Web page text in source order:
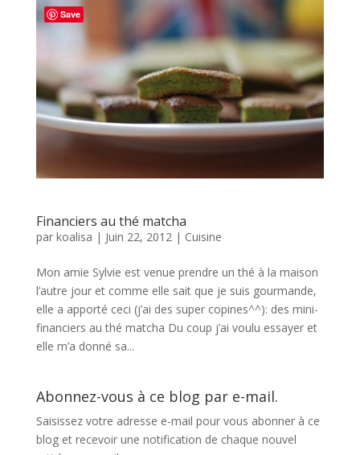
Financiers au thé matcha
par koalisa | Juin 22, 2012 | Cuisine
Mon amie Sylvie est venue prendre un thé à la maison
l’autre jour et comme elle sait que je suis gourmande,
elle a apporté ceci (j’ai des super copines^^): des mini-
financiers au thé matcha Du coup j’ai voulu essayer et
elle m’a donné sa...
Abonnez-vous à ce blog par e-mail.
Saisissez votre adresse e-mail pour vous abonner à ce
blog et recevoir une notification de chaque nouvel
Save